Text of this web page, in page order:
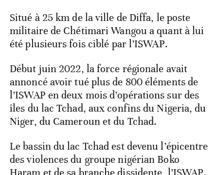
Situé à 25 km de la ville de Diffa, le poste
militaire de Chétimari Wangou a quant à lui
été plusieurs fois ciblé par l’ISWAP.
Début juin 2022, la force régionale avait
annoncé avoir tué plus de 800 éléments de
l’ISWAP en deux mois d’opérations sur des
îles du lac Tchad, aux confins du Nigeria, du
Niger, du Cameroun et du Tchad.
Le bassin du lac Tchad est devenu l’épicentre
des violences du groupe nigérian Boko